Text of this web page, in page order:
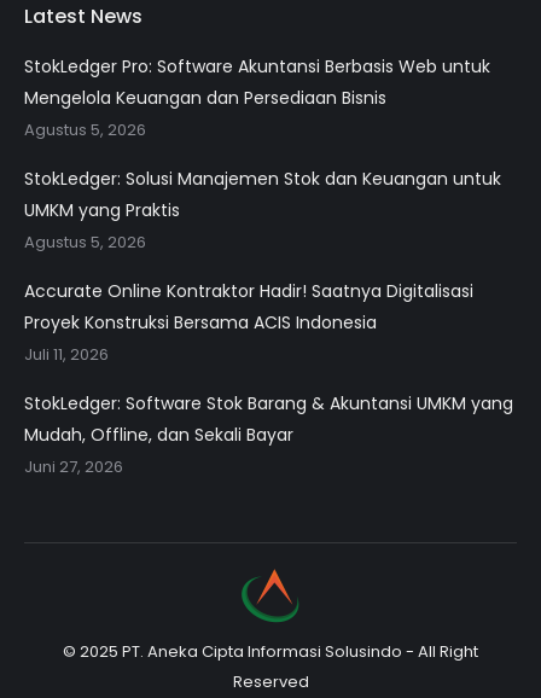
Latest News
StokLedger Pro: Software Akuntansi Berbasis Web untuk
Mengelola Keuangan dan Persediaan Bisnis
Agustus 5, 2026
StokLedger: Solusi Manajemen Stok dan Keuangan untuk
UMKM yang Praktis
Agustus 5, 2026
Accurate Online Kontraktor Hadir! Saatnya Digitalisasi
Proyek Konstruksi Bersama ACIS Indonesia
Juli 11, 2026
StokLedger: Software Stok Barang & Akuntansi UMKM yang
Mudah, Offline, dan Sekali Bayar
Juni 27, 2026
© 2025 PT. Aneka Cipta Informasi Solusindo - All Right
Reserved